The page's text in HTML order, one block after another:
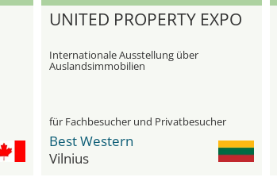
UNITED PROPERTY EXPO
Internationale Ausstellung über
Auslandsimmobilien
für Fachbesucher und Privatbesucher
Best Western
Vilnius